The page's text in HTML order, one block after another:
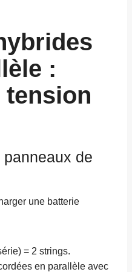
:
panneaux de
une batterie
= 2 strings.
en parallèle avec